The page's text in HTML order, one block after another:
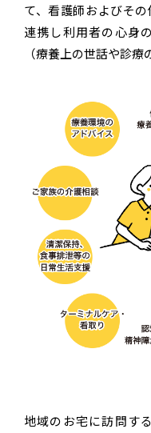
て、看護師およびそ
連携し利用者の心身
（療養上の世話や診療
地域のお宅に訪問す